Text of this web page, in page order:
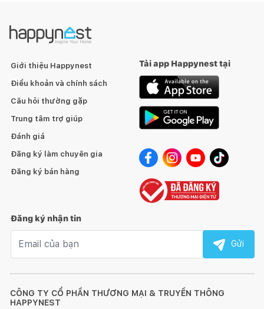
CÔNG TY CỔ PHẦN THƯƠNG MẠI & TRUYỀN THÔNG
HAPPYNEST
Giới thiệu Happynest
Điều khoản và chính sách
Câu hỏi thường gặp
Trung tâm trợ giúp
Đánh giá
Đăng ký làm chuyên gia
Đăng ký bán hàng
Tải app Happynest tại
Đăng ký nhận tin
Gửi